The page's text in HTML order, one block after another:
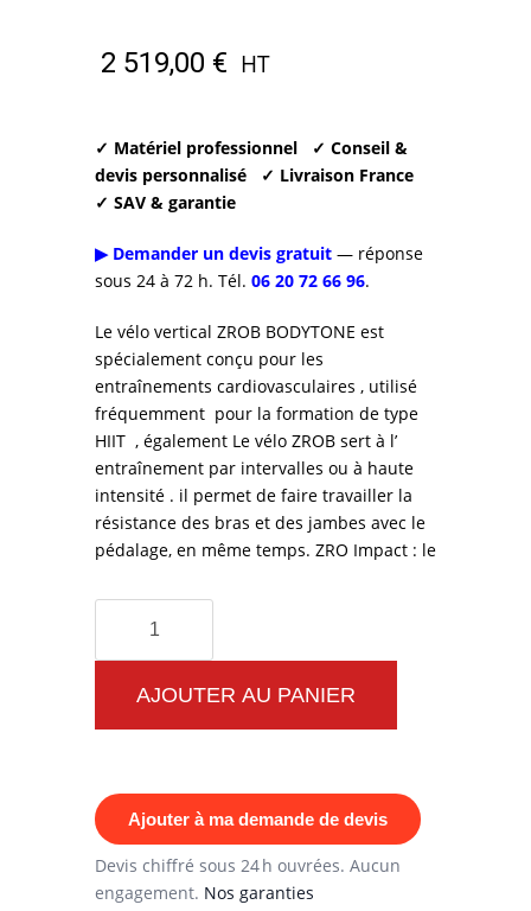
2 519,00 € HT
✓ Matériel professionnel
✓ Conseil &
devis personnalisé
✓ Livraison France
✓ SAV & garantie
▶ Demander un devis gratuit — réponse
sous 24 à 72 h. Tél. 06 20 72 66 96.
Le vélo vertical ZROB BODYTONE est
spécialement conçu pour les
entraînements cardiovasculaires , utilisé
fréquemment pour la formation de type
HIIT , également Le vélo ZROB sert à l’
entraînement par intervalles ou à haute
intensité . il permet de faire travailler la
résistance des bras et des jambes avec le
pédalage, en même temps. ZRO Impact : le
quantité
de
Vélo
vertical
BODYTONE
AJOUTER AU PANIER
Ajouter à ma demande de devis
Devis chiffré sous 24 h ouvrées. Aucun
engagement. Nos garanties